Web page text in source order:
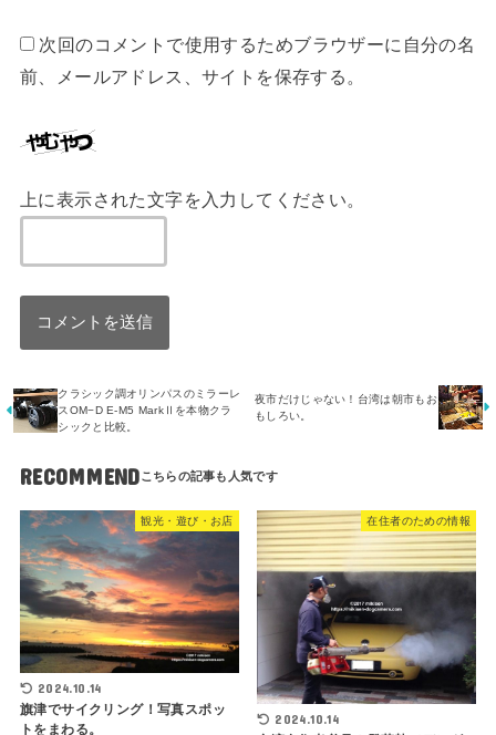
次回のコメントで使用するためブラウザーに自分の名
前、メールアドレス、サイトを保存する。
上に表示された文字を入力してください。
クラシック調オリンパスのミラーレ
スOM−D E-M5 MarkⅡを本物クラ
シックと比較。
夜市だけじゃない！台湾は朝市もお
もしろい。
RECOMMEND
観光・遊び・お店
2024.10.14
旗津でサイクリング！写真スポッ
トをまわる。
在住者のための情報
2024.10.14